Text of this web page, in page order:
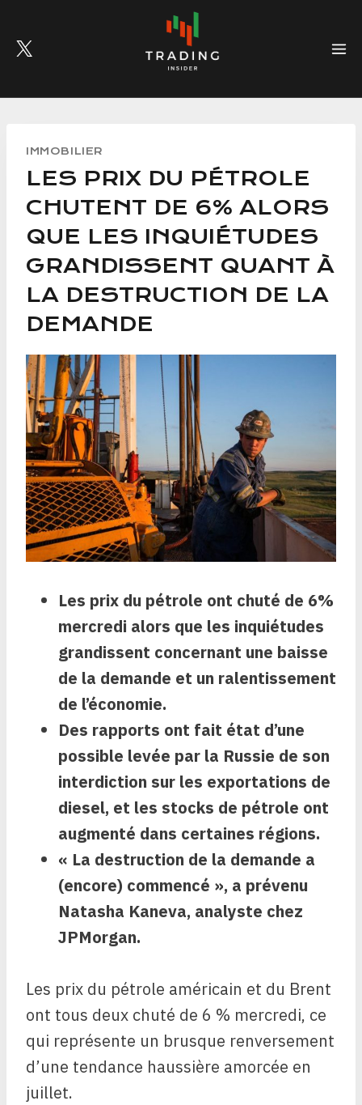
content
IMMOBILIER
LES PRIX DU PÉTROLE
CHUTENT DE 6% ALORS
QUE LES INQUIÉTUDES
GRANDISSENT QUANT À
LA DESTRUCTION DE LA
DEMANDE
Les prix du pétrole ont chuté de 6%
mercredi alors que les inquiétudes
grandissent concernant une baisse
de la demande et un ralentissement
de l’économie.
Des rapports ont fait état d’une
possible levée par la Russie de son
interdiction sur les exportations de
diesel, et les stocks de pétrole ont
augmenté dans certaines régions.
« La destruction de la demande a
(encore) commencé », a prévenu
Natasha Kaneva, analyste chez
JPMorgan.
Les prix du pétrole américain et du Brent
ont tous deux chuté de 6 % mercredi, ce
qui représente un brusque renversement
d’une tendance haussière amorcée en
juillet.